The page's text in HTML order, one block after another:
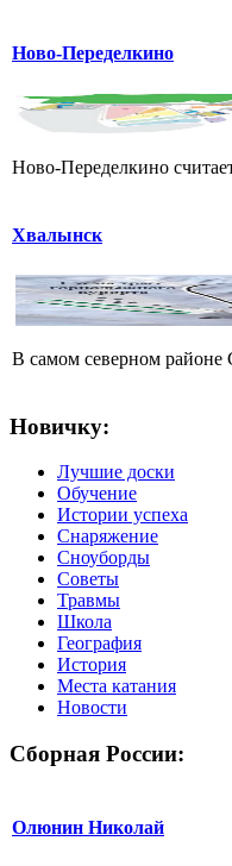
Ново-Переделкино
Ново-Переделкино
Хвалынск
В самом северном
Новичку:
Лучшие доски
Обучение
Истории успеха
Снаряжение
Сноуборды
Советы
Травмы
Школа
География
История
Места катания
Новости
Сборная России:
Олюнин Николай